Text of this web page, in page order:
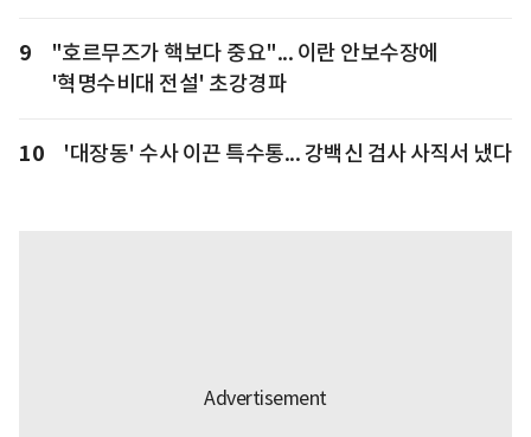
9
"호르무즈가 핵보다 중요"... 이란 안보수장에
'혁명수비대 전설' 초강경파
10 '대장동' 수사 이끈 특수통... 강백신 검사 사직서 냈다